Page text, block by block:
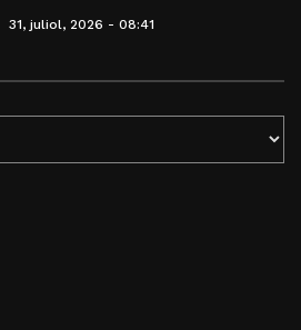
31, juliol, 2026 - 08:41